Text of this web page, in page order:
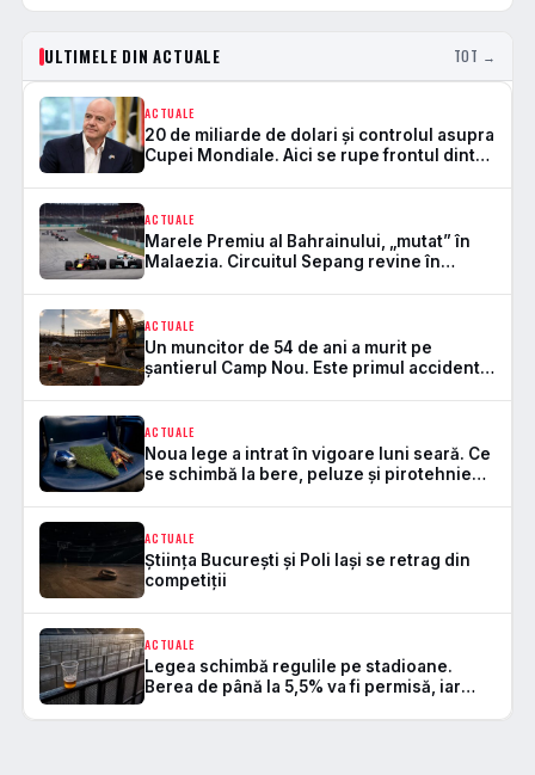
ULTIMELE DIN ACTUALE TOT →
ACTUALE
20 de miliarde de dolari și controlul asupra
Cupei Mondiale. Aici se rupe frontul dintre
ACTUALE
Marele Premiu al Bahrainului, „mutat” în
Malaezia. Circuitul Sepang revine în
ACTUALE
Un muncitor de 54 de ani a murit pe
șantierul Camp Nou. Este primul accident
ACTUALE
Noua lege a intrat în vigoare luni seară. Ce
se schimbă la bere, peluze și pirotehnie
ACTUALE
Știința București și Poli Iași se retrag din
competiții
ACTUALE
Legea schimbă regulile pe stadioane.
Berea de până la 5,5% va fi permisă, iar